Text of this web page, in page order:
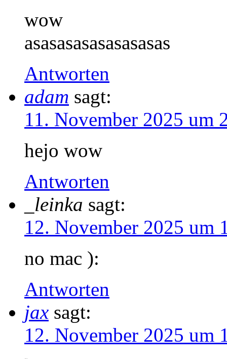
wow
asasasasasasasasas
Antworten
adam sagt:
11. November 2025 um
hejo wow
Antworten
_leinka sagt:
12. November 2025 um
no mac ):
Antworten
jax sagt:
12. November 2025 um